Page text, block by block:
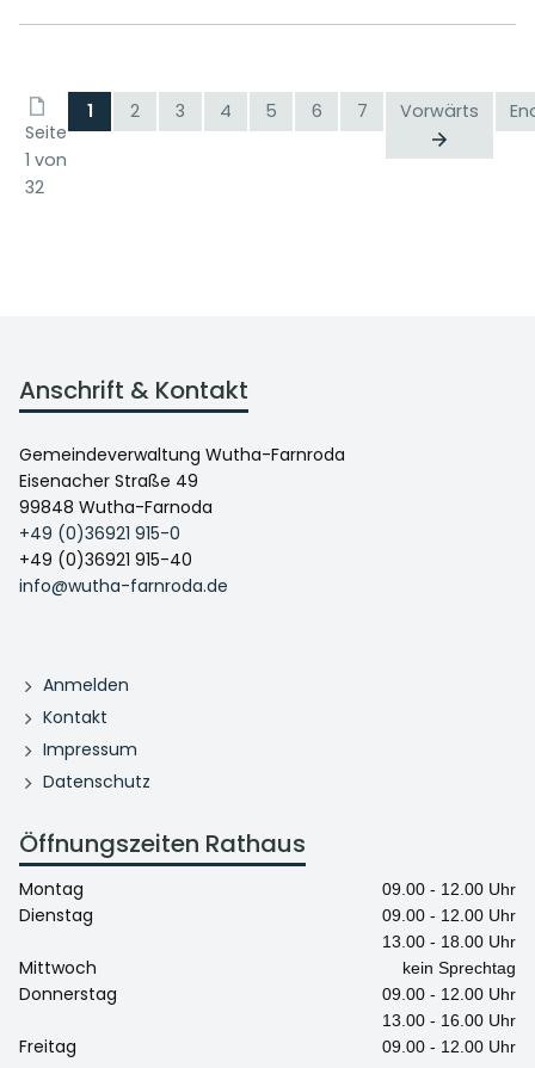
Seite
1 von
32
1 2 3 4 5 6 7 Vorwärts
Anschrift & Kontakt
Gemeindeverwaltung Wutha-Farnroda
Eisenacher Straße 49
99848 Wutha-Farnoda
+49 (0)36921 915-0
+49 (0)36921 915-40
info@wutha-farnroda.de
Anmelden
Kontakt
Impressum
Datenschutz
Öffnungszeiten Rathaus
Montag 09.00 - 12.00 Uhr
Dienstag
09.00 - 12.00 Uhr
13.00 - 18.00 Uhr
Mittwoch kein Sprechtag
Donnerstag
09.00 - 12.00 Uhr
13.00 - 16.00 Uhr
Freitag 09.00 - 12.00 Uhr